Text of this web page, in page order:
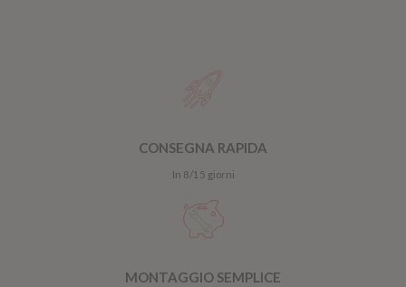
CONSEGNA RAPIDA
In 8/15 giorni
MONTAGGIO SEMPLICE